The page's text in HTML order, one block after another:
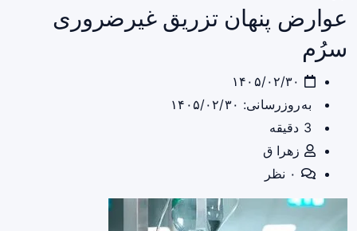
عوارض پنهان تزریق غیرضروری
سرُم
به‌روزرسانی: ۱۴۰۵/۰۲/۳۰
زهرا ق